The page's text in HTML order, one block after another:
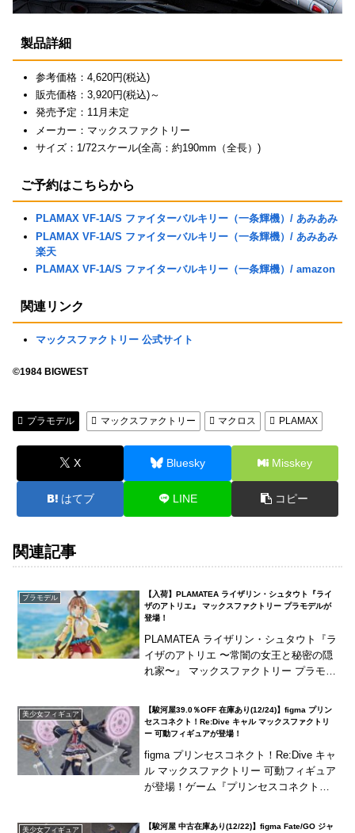
製品詳細
参考価格：4,620円(税込)
販売価格：3,920円(税込)～
発売予定：11月未定
メーカー：マックスファクトリー
サイズ：1/72スケール(全高：約190mm（全長）)
ご予約はこちらから
PLAMAX VF-1A/S ファイターバルキリー（一条輝機）/ あみあみ
PLAMAX VF-1A/S ファイターバルキリー（一条輝機）/ あみあみ
楽天
PLAMAX VF-1A/S ファイターバルキリー（一条輝機）/ amazon
関連リンク
マックスファクトリー 公式サイト
©1984 BIGWEST
プラモデル マックスファクトリー マクロス PLAMAX
X Bluesky Misskey
はてブ LINE コピー
関連記事
プラモデル
【入荷】PLAMATEA ライザリン・シュタウト『ライ
ザのアトリエ』 マックスファクトリー プラモデルが
登場！
PLAMATEA ライザリン・シュタウト『ラ
イザのアトリエ 〜常闇の女王と秘密の隠
れ家〜』 マックスファクトリー プラモデ
美少女フィギュア
【駿河屋39.0％OFF 在庫あり(12/24)】figma プリン
セスコネクト！Re:Dive キャル マックスファクトリ
ー 可動フィギュアが登場！
figma プリンセスコネクト！Re:Dive キャ
ル マックスファクトリー 可動フィギュア
が登場！ゲーム『プリンセスコネクト！R
美少女フィギュア
【駿河屋 中古在庫あり(12/22)】figma Fate/GO ジャ